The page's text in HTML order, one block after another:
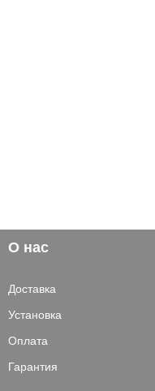
О нас
Доставка
Установка
Оплата
Гарантия